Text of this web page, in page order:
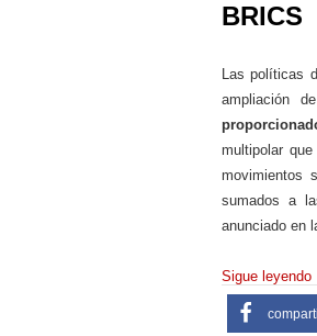
BRICS
Las políticas
ampliación
multipolar
movimientos
sumados a
anunciado en
Sigue leyendo